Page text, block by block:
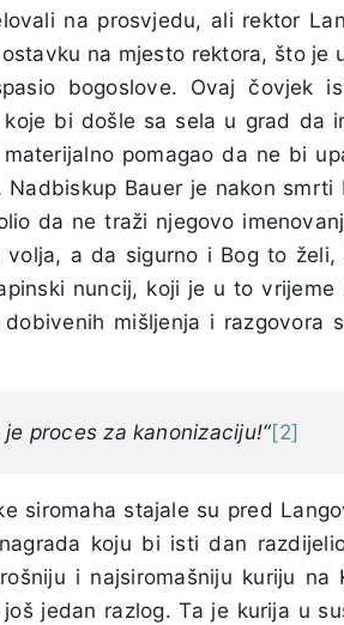
na prosvjedu, ali rektor
na mjesto rektora, što je
bogoslove. Ovaj čovjek
bi došle sa sela u grad da
pomagao da ne bi
Bauer je nakon smrti
da ne traži njegovo
a da sigurno i Bog to
nuncij, koji je u to vrijeme
mišljenja i razgovora
proces za kanonizaciju!“[2]
siromaha stajale su pred
koju bi isti dan
i najsiromašniju kuriju na
jedan razlog. Ta je kurija u